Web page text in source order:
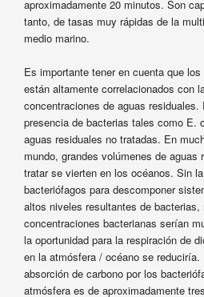
aproximadamente 20 minutos. Son
tanto, de tasas muy rápidas de la
medio marino.
Es importante tener en cuenta que
están altamente correlacionados con
concentraciones de aguas residuales.
presencia de bacterias tales como E.
aguas residuales no tratadas. En
mundo, grandes volúmenes de aguas
tratar se vierten en los océanos. Sin
bacteriófagos para descomponer
altos niveles resultantes de bacterias,
concentraciones bacterianas serían
la oportunidad para la respiración de
en la atmósfera / océano se reduciría.
absorción de carbono por los
atmósfera es de aproximadamente